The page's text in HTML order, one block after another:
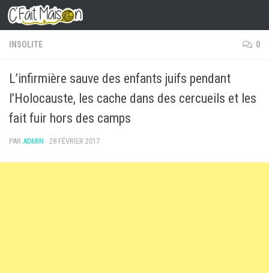
Skip to content
INSOLITE 0
L’infirmière sauve des enfants juifs pendant
l’Holocauste, les cache dans des cercueils et les
fait fuir hors des camps
PAR ADMIN · 28 FÉVRIER 2017